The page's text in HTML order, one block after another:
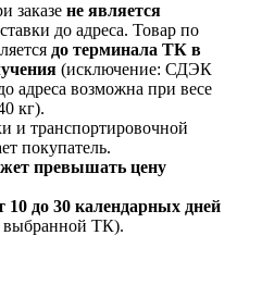
заказе не является
до адреса. Товар по
до терминала ТК в
(исключение: СДЭК
адреса возможна при весе
кг).
и транспортировочной
покупатель.
превышать цену
10 до 30 календарных дней
выбранной ТК).